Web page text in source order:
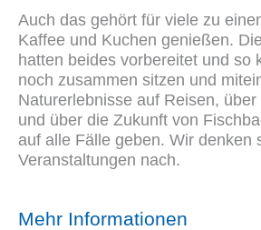
Auch das gehört für viele zu
Kaffee und Kuchen genießen.
hatten beides vorbereitet und so
noch zusammen sitzen und
Naturerlebnisse auf Reisen,
und über die Zukunft von
auf alle Fälle geben. Wir denken
Veranstaltungen nach.
Mehr Informationen